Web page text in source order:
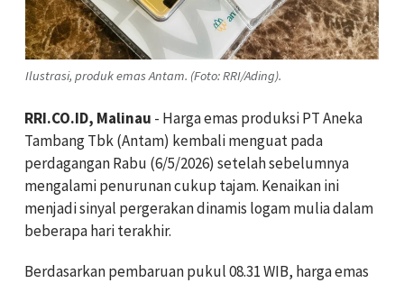
Ilustrasi, produk emas Antam. (Foto: RRI/Ading).
RRI.CO.ID, Malinau - Harga emas produksi PT Aneka
Tambang Tbk (Antam) kembali menguat pada
perdagangan Rabu (6/5/2026) setelah sebelumnya
mengalami penurunan cukup tajam. Kenaikan ini
menjadi sinyal pergerakan dinamis logam mulia dalam
beberapa hari terakhir.
Berdasarkan pembaruan pukul 08.31 WIB, harga emas